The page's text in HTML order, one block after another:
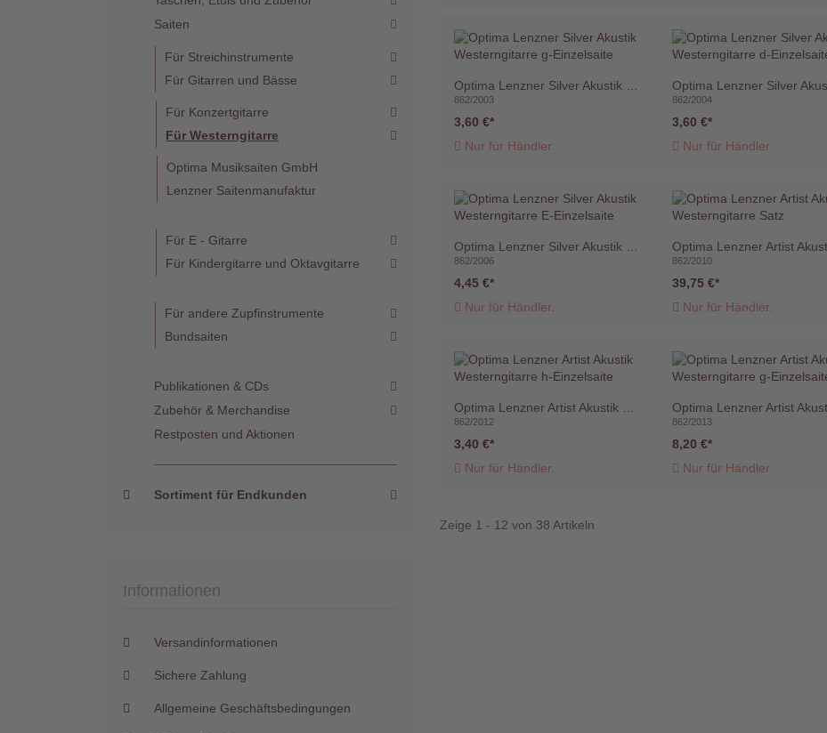
Saiten
Für Streichinstrumente
Für Gitarren und Bässe
Für Konzertgitarre
Für Westerngitarre
Optima Musiksaiten GmbH
Lenzner Saitenmanufaktur
Für E - Gitarre
Für Kindergitarre und Oktavgitarre
Für andere Zupfinstrumente
Bundsaiten
Publikationen & CDs
Zubehör & Merchandise
Restposten und Aktionen
Sortiment für Endkunden
Informationen
Versandinformationen
Sichere Zahlung
Allgemeine Geschäftsbedingungen
862/2003
3,60 €
Nur für Händler.
862/2004
3,60 €
Nur für Händler.
862/2006
4,45 €
Nur für Händler.
862/2010
39,75 €
Nur für Händler.
862/2012
3,40 €
Nur für Händler.
862/2013
8,20 €
Nur für Händler.
Zeige 1 - 12 von 38 Artikeln